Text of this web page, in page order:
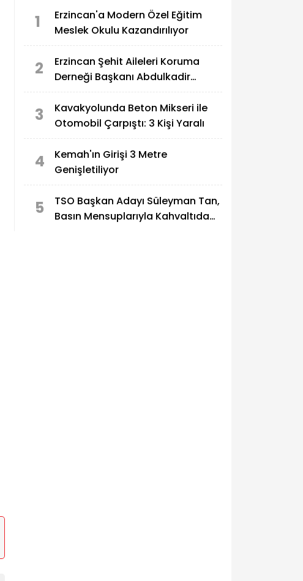
1
Erzincan'a Modern Özel Eğitim
Meslek Okulu Kazandırılıyor
2
Erzincan Şehit Aileleri Koruma
Derneği Başkanı Abdulkadir
3
Kavakyolunda Beton Mikseri ile
Otomobil Çarpıştı: 3 Kişi Yaralı
4
Kemah'ın Girişi 3 Metre
Genişletiliyor
5
TSO Başkan Adayı Süleyman Tan,
Basın Mensuplarıyla Kahvaltıda